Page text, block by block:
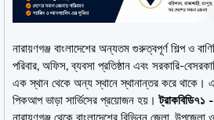
নারায়ণগঞ্জ বাংলাদেশের অন্যতম গুরুত্বপূর্ণ শিল্প ও
পরিবার, অফিস, ব্যবসা প্রতিষ্ঠান এবং সরকারি-
এক স্থান থেকে অন্য স্থানে স্থানান্তর করে থাকে।
পিকআপ ভাড়া সার্ভিসের প্রয়োজন হয়।ট্রাকবিডি৭১